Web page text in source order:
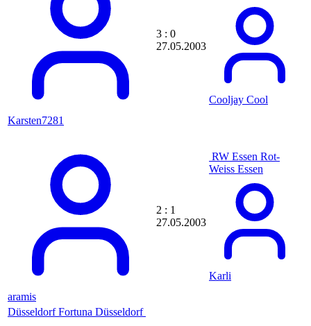
Elite1860
el mariachi
Elvis
Emaro94
emiking
ENI
Enosh
Ensyfy
Ento_Den
eQui|Werder
Eraser
Eric Krakowski
erikjo
Ernst DD
erwassermann
ESH07
ESILIKE1900
ESSIT
Eugen Klet
evgeni009
Karsten7281
3 : 0
27.05.2003
Cooljay Cool
aramis
2 : 1
27.05.2003
RW Essen Rot-
Weiss Essen
Karli
Düsseldorf Fortuna Düsseldorf